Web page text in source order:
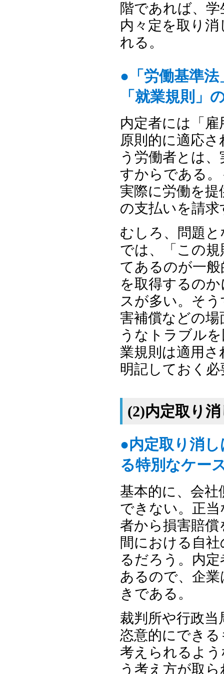
階であれば、
内々定を取り
れる。
●「労働基準
「就業規則」
内定者には「
原則的に適応
う労働者とは
すからである
実際に労働を
の支払いを請
むしろ、問題
では、「この
てあるのが一
を取得するの
スが多い。そ
害補償などの
うなトラブル
業規則は適用
明記しておく
(2)内定取り
●内定取り消
る特別なケー
基本的に、会
できない。正
者から損害賠
間における自
るだろう。内
あるので、企
きである。
裁判所や行政
恣意的にでき
考えられるよ
う考え方が取